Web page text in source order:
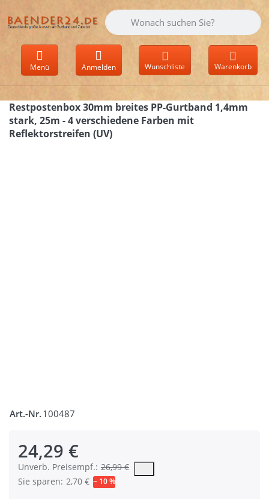
Geben Sie einen Suchbegriff ein.
Menü Anmelden Wunschliste Warenkorb
Restpostenbox 30mm breites PP-Gurtband 1,4mm
stark, 25m - 4 verschiedene Farben mit
Reflektorstreifen (UV)
Art.-Nr. 100487
24,29 €
Unverb. Preisempf.: 26,99 €
Die UVP ist der vorgeschlagene oder empfohlene
Sie sparen: 2,70 € − 10 %